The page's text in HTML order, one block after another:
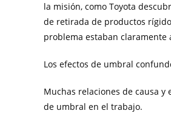
la misión, como Toyota
de retirada de productos
problema estaban claramente
Los efectos de umbral
Muchas relaciones de causa y
de umbral en el trabajo.